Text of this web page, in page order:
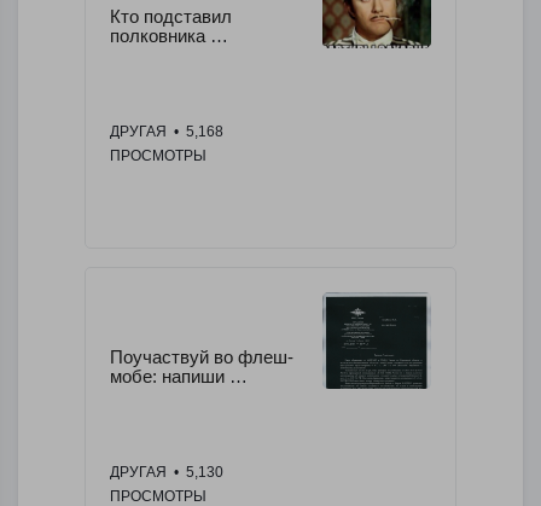
Кто подставил
полковника
ДРУГАЯ •  5,168
ПРОСМОТРЫ
Поучаствуй во флеш-
мобе: напиши
ДРУГАЯ •  5,130
ПРОСМОТРЫ